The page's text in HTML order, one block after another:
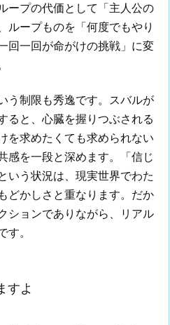
ープの代価として「主人公の
ループものを「何度でもやり
回一回が命がけの挑戦」に変
う制限も秀逸です。スバルが
ると、心臓を握りつぶされる
を求めたくても求められない
を一段と深めます。「信じ
いう状況は、現実世界でわた
どかしさと重なります。だか
ションでありながら、リアル
。
すよ